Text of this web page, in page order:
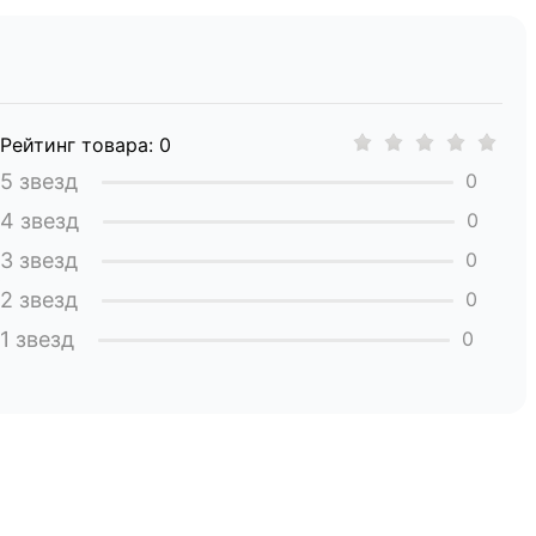
для просверливания отверстия в
Рейтинг товара: 0
5 звезд 0
4 звезд 0
3 звезд 0
2 звезд 0
1 звезд 0